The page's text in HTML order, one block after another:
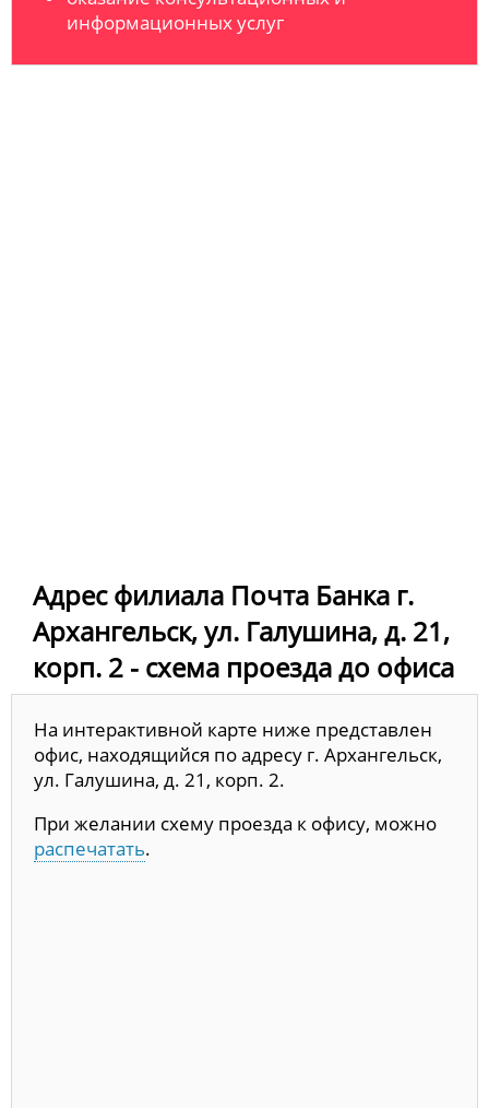
информационных услуг
Адрес филиала Почта Банка г.
Архангельск, ул. Галушина, д. 21,
корп. 2 - схема проезда до офиса
На интерактивной карте ниже представлен
офис, находящийся по адресу г. Архангельск,
ул. Галушина, д. 21, корп. 2.
При желании схему проезда к офису, можно
распечатать.